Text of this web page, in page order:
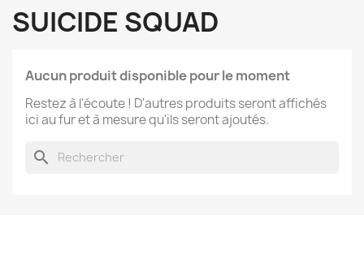
SUICIDE SQUAD
Aucun produit disponible pour le moment
Restez à l'écoute ! D'autres produits seront affichés
ici au fur et à mesure qu'ils seront ajoutés.
search